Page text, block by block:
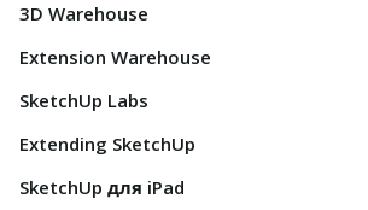
3D Warehouse
Extension Warehouse
SketchUp Labs
Extending SketchUp
SketchUp для iPad